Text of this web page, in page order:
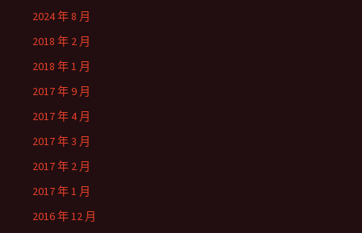
2024 年 8 月
2018 年 2 月
2018 年 1 月
2017 年 9 月
2017 年 4 月
2017 年 3 月
2017 年 2 月
2017 年 1 月
2016 年 12 月